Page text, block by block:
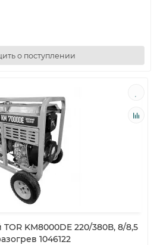
о поступлении
KM8000DE 220/380В, 8/8,5
1046122